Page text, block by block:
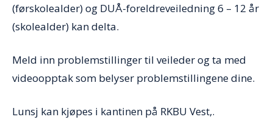
(førskolealder) og DUÅ-foreldreveiledning 6 – 12 år
(skolealder) kan delta.
Meld inn problemstillinger til veileder og ta med
videoopptak som belyser problemstillingene dine.
Lunsj kan kjøpes i kantinen på RKBU Vest,.